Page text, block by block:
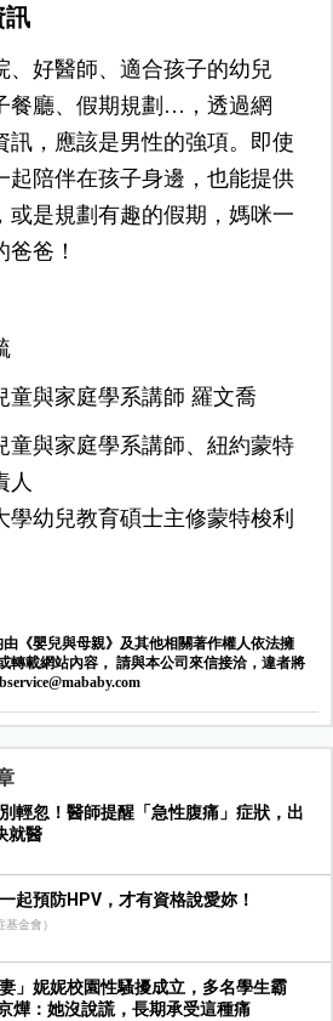
訊
、好醫師、適合孩子的幼兒
餐廳、假期規劃…，透過網
訊，應該是男性的強項。即使
起陪伴在孩子身邊，也能提供
或是規劃有趣的假期，媽咪一
爸！
童與家庭學系講師 羅文喬
童與家庭學系講師、紐約蒙特
人
學幼兒教育碩士主修蒙特梭利
《嬰兒與母親》及其他相關著作權人依法擁
轉載網站內容， 請與本公司來信接洽，違者將
輕忽！醫師提醒「急性腹痛」症狀，出
就醫
起預防HPV，才有資格說愛妳！
基金會）
妻」妮妮校園性騷擾成立，多名學生霸
燁：她沒說謊，長期承受這種痛